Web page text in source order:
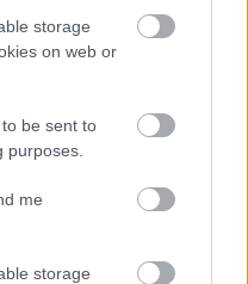
storage
on web or
be sent to
purposes.
me
storage
vs